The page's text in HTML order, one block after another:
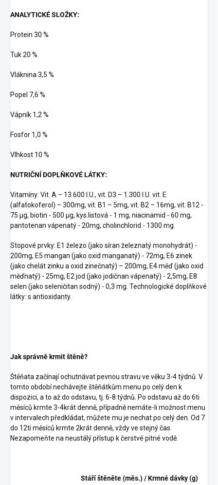
ANALYTICKÉ SLOŽKY:
Protein 30 %
Tuk 20 %
Vláknina 3,5 %
Popel 7,6 %
Vápník 1,2 %
Fosfor 1,0 %
Vlhkost 10 %
NUTRIČNÍ DOPLŇKOVÉ LÁTKY:
Vitamíny: Vit. A – 13.600 I.U., vit. D3 – 1.300 I.U. vit. E
(alfatokoferol) – 300mg, vit. B1 – 5mg, vit. B2 – 16mg, vit. B12 -
75 µg, biotin - 500 µg, kys.listová - 1 mg, niacinamid - 60 mg,
pantotenan vápenatý - 20mg, cholinchlorid - 1300 mg.
Stopové prvky: E1 železo (jako síran železnatý monohydrát) -
200mg, E5 mangan (jako oxid manganatý) - 72mg, E6 zinek
(jako chelát zinku a oxid zinečnatý) – 200mg, E4 měď (jako oxid
měďnatý) - 25mg, E2 jod (jako jodičnan vápenatý) - 2,5mg, E8
selen (jako seleničitan sodný) - 0,3 mg. Technologické doplňkové
látky: s antioxidanty.
Jak správně krmit štěně?
Štěňata začínají ochutnávat pevnou stravu ve věku 3-4 týdnů. V
tomto období nechávejte štěňátkům menu po celý den k
dispozici, a to až do odstavu, tj. 6-8 týdnů. Po odstavu až do 6ti
měsíců krmte 3-4krát denně, případně nemáte-li možnost menu
v intervalech předkládat, můžete mu je nechat po celý den. Od 7
do 12ti měsíců krmte 2krát denně, vždy ve stejný čas.
Nezapomeňte na neustálý přístup k čerstvé pitné vodě.
Stáří štěněte (měs.) / Krmné dávky (g)